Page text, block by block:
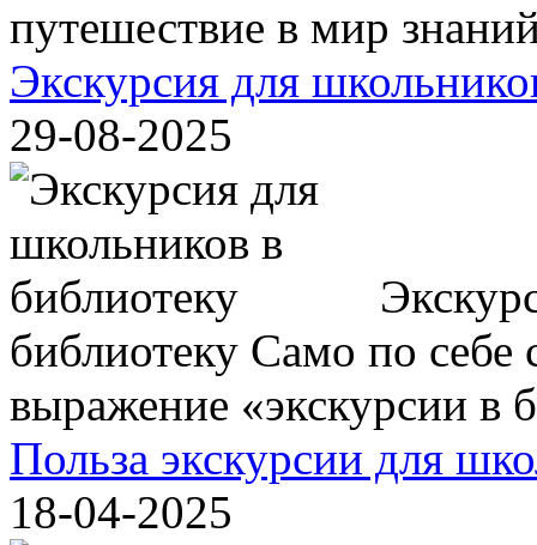
путешествие в мир
Экскурсия для
29-08-2025
библиотеку Само по себе
выражение «экскурсии в
Польза экскурсии для
18-04-2025